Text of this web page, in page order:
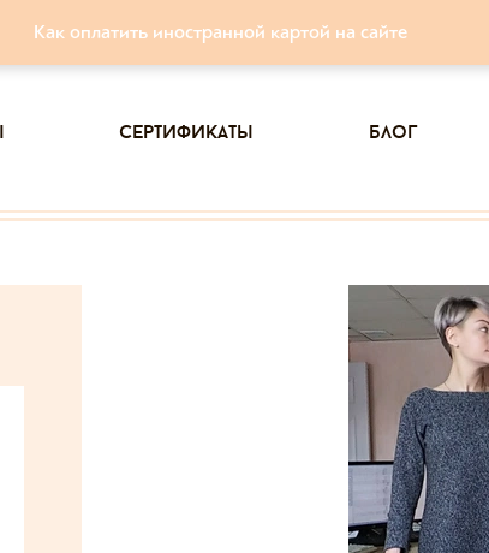
Как оплатить иностранной картой на сайте
сертификаты блог